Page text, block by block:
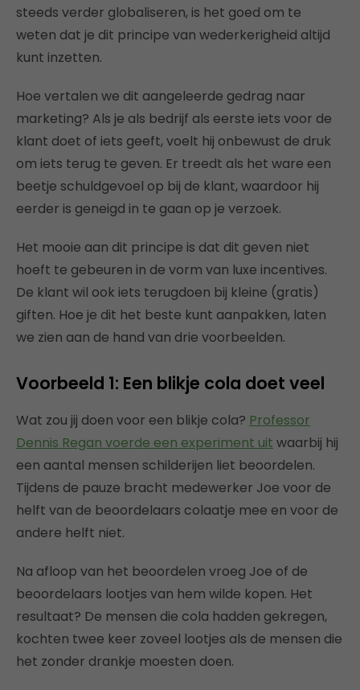
steeds verder globaliseren, is het goed om te
weten dat je dit principe van wederkerigheid altijd
kunt inzetten.
Hoe vertalen we dit aangeleerde gedrag naar
marketing? Als je als bedrijf als eerste iets voor de
klant doet of iets geeft, voelt hij onbewust de druk
om iets terug te geven. Er treedt als het ware een
beetje schuldgevoel op bij de klant, waardoor hij
eerder is geneigd in te gaan op je verzoek.
Het mooie aan dit principe is dat dit geven niet
hoeft te gebeuren in de vorm van luxe incentives.
De klant wil ook iets terugdoen bij kleine (gratis)
giften. Hoe je dit het beste kunt aanpakken, laten
we zien aan de hand van drie voorbeelden.
Voorbeeld 1: Een blikje cola doet veel
Wat zou jij doen voor een blikje cola? Professor
Dennis Regan voerde een experiment uit waarbij hij
een aantal mensen schilderijen liet beoordelen.
Tijdens de pauze bracht medewerker Joe voor de
helft van de beoordelaars colaatje mee en voor de
andere helft niet.
Na afloop van het beoordelen vroeg Joe of de
beoordelaars lootjes van hem wilde kopen. Het
resultaat? De mensen die cola hadden gekregen,
kochten twee keer zoveel lootjes als de mensen die
het zonder drankje moesten doen.